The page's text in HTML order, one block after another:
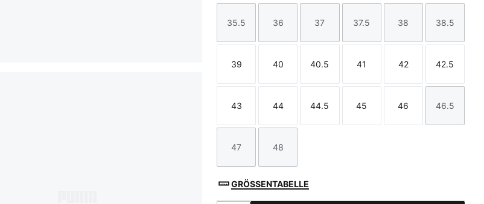
Größe
35.5
Größe
36
Größe
37
Größe
37.5
Größe
38
Größe
38.5
Größe
39
Größe
40
Größe
40.5
Größe
41
Größe
42
Größe
42.5
Größe
43
Größe
44
Größe
44.5
Größe
45
Größe
46
Größe
46.5
Größe
47
Größe
48
GRÖSSENTABELLE